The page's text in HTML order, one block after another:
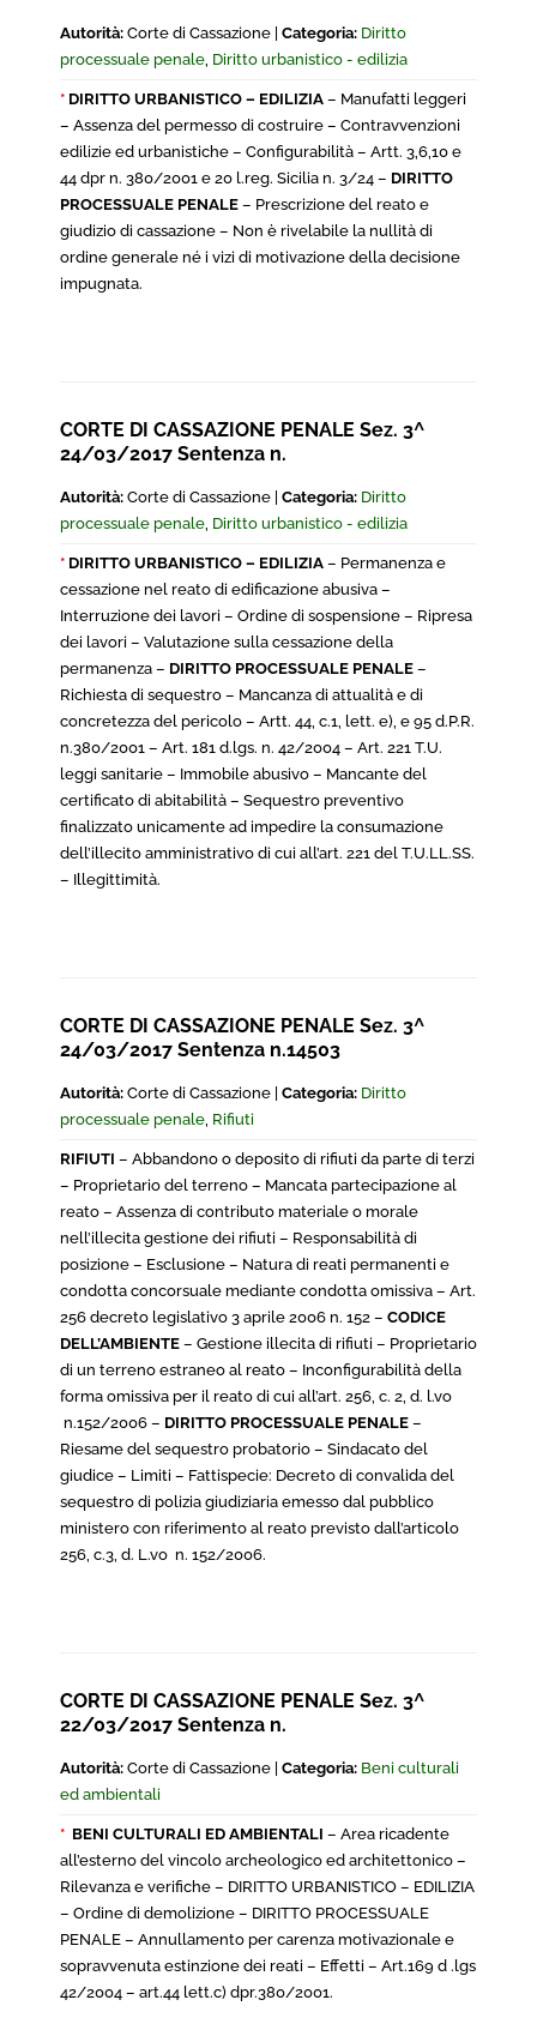
Autorità: Corte di Cassazione | Categoria: Diritto
processuale penale, Diritto urbanistico - edilizia
* DIRITTO URBANISTICO – EDILIZIA – Manufatti leggeri
– Assenza del permesso di costruire – Contravvenzioni
edilizie ed urbanistiche – Configurabilità – Artt. 3,6,10 e
44 dpr n. 380/2001 e 20 l.reg. Sicilia n. 3/24 – DIRITTO
PROCESSUALE PENALE – Prescrizione del reato e
giudizio di cassazione – Non è rivelabile la nullità di
ordine generale né i vizi di motivazione della decisione
impugnata.
CORTE DI CASSAZIONE PENALE Sez. 3^
24/03/2017 Sentenza n.
Autorità: Corte di Cassazione | Categoria: Diritto
processuale penale, Diritto urbanistico - edilizia
* DIRITTO URBANISTICO – EDILIZIA – Permanenza e
cessazione nel reato di edificazione abusiva –
Interruzione dei lavori – Ordine di sospensione – Ripresa
dei lavori – Valutazione sulla cessazione della
permanenza – DIRITTO PROCESSUALE PENALE –
Richiesta di sequestro – Mancanza di attualità e di
concretezza del pericolo – Artt. 44, c.1, lett. e), e 95 d.P.R.
n.380/2001 – Art. 181 d.lgs. n. 42/2004 – Art. 221 T.U.
leggi sanitarie – Immobile abusivo – Mancante del
certificato di abitabilità – Sequestro preventivo
finalizzato unicamente ad impedire la consumazione
dell’illecito amministrativo di cui all’art. 221 del T.U.LL.SS.
– Illegittimità.
CORTE DI CASSAZIONE PENALE Sez. 3^
24/03/2017 Sentenza n.14503
Autorità: Corte di Cassazione | Categoria: Diritto
processuale penale, Rifiuti
RIFIUTI – Abbandono o deposito di rifiuti da parte di terzi
– Proprietario del terreno – Mancata partecipazione al
reato – Assenza di contributo materiale o morale
nell’illecita gestione dei rifiuti – Responsabilità di
posizione – Esclusione – Natura di reati permanenti e
condotta concorsuale mediante condotta omissiva – Art.
256 decreto legislativo 3 aprile 2006 n. 152 – CODICE
DELL’AMBIENTE – Gestione illecita di rifiuti – Proprietario
di un terreno estraneo al reato – Inconfigurabilità della
forma omissiva per il reato di cui all’art. 256, c. 2, d. l.vo
n.152/2006 – DIRITTO PROCESSUALE PENALE –
Riesame del sequestro probatorio – Sindacato del
giudice – Limiti – Fattispecie: Decreto di convalida del
sequestro di polizia giudiziaria emesso dal pubblico
ministero con riferimento al reato previsto dall’articolo
256, c.3, d. L.vo n. 152/2006.
CORTE DI CASSAZIONE PENALE Sez. 3^
22/03/2017 Sentenza n.
Autorità: Corte di Cassazione | Categoria: Beni culturali
ed ambientali
* BENI CULTURALI ED AMBIENTALI – Area ricadente
all’esterno del vincolo archeologico ed architettonico –
Rilevanza e verifiche – DIRITTO URBANISTICO – EDILIZIA
– Ordine di demolizione – DIRITTO PROCESSUALE
PENALE – Annullamento per carenza motivazionale e
sopravvenuta estinzione dei reati – Effetti – Art.169 d .lgs
42/2004 – art.44 lett.c) dpr.380/2001.